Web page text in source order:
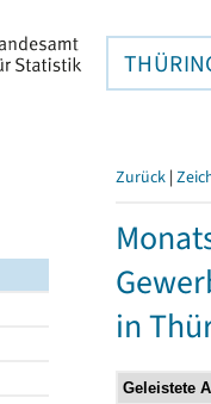
Zurück |
in